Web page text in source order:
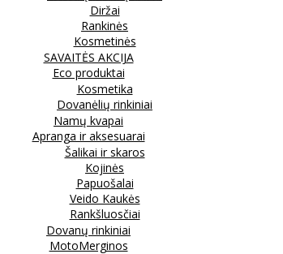
Diržai
Rankinės
Kosmetinės
SAVAITĖS AKCIJA
Eco produktai
Kosmetika
Dovanėlių rinkiniai
Namų kvapai
Apranga ir aksesuarai
Šalikai ir skaros
Kojinės
Papuošalai
Veido Kaukės
Rankšluosčiai
Dovanų rinkiniai
MotoMerginos